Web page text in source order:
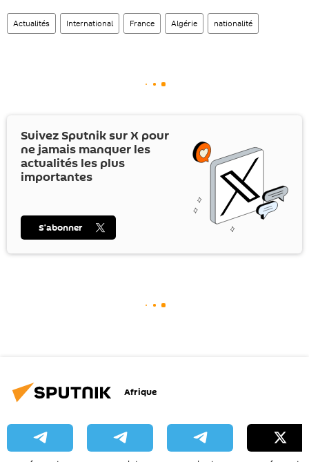
Actualités International France Algérie nationalité
Suivez Sputnik surX pour
ne jamais manquer les
actualités les plus
importantes
S’abonner
Afrique